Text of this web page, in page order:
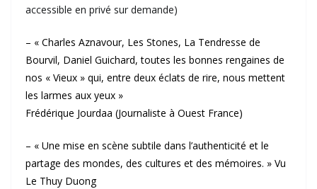
accessible en privé sur demande)
– « Charles Aznavour, Les Stones, La Tendresse de
Bourvil, Daniel Guichard, toutes les bonnes rengaines de
nos « Vieux » qui, entre deux éclats de rire, nous mettent
les larmes aux yeux »
Frédérique Jourdaa (Journaliste à Ouest France)
– « Une mise en scène subtile dans l’authenticité et le
partage des mondes, des cultures et des mémoires. » Vu
Le Thuy Duong